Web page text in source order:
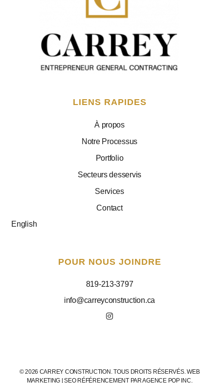
LIENS RAPIDES
À propos
Notre Processus
Portfolio
Secteurs desservis
Services
Contact
English
POUR NOUS JOINDRE
819-213-3797
info@carreyconstruction.ca
© 2026 CARREY CONSTRUCTION. TOUS DROITS RÉSERVÉS. WEB
MARKETING | SEO RÉFÉRENCEMENT PARAGENCE POP INC.